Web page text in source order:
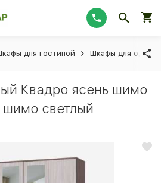
для гостиной Шкафы для
Квадро ясень шимо
светлый